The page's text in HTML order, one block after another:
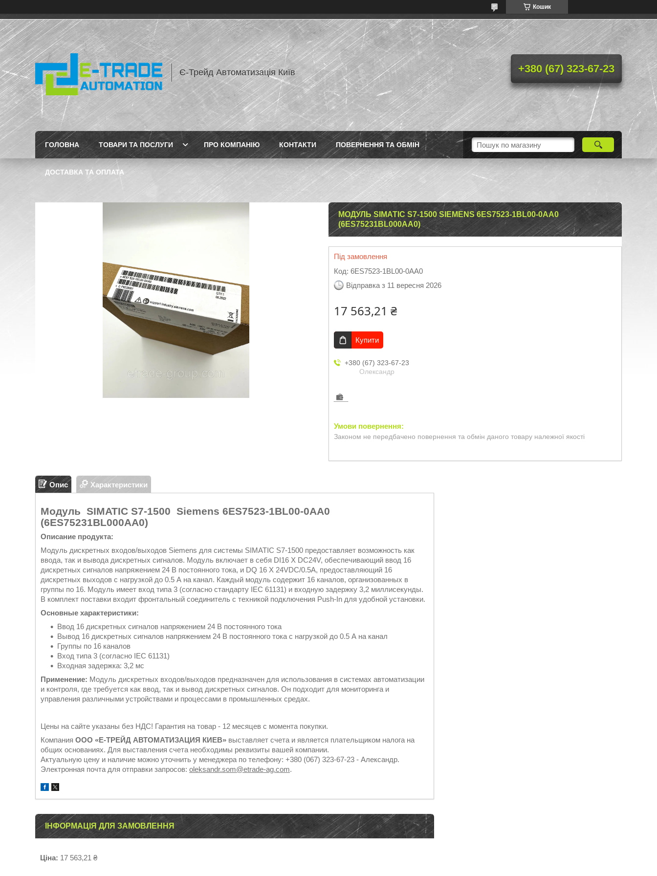
Кошик
Є-Трейд Автоматизація Київ +380 (67) 323-67-23
ГОЛОВНА ТОВАРИ ТА ПОСЛУГИ ПРО КОМПАНІЮ КОНТАКТИ ПОВЕРНЕННЯ ТА ОБМІН
ДОСТАВКА ТА ОПЛАТА
МОДУЛЬ SIMATIC S7-1500 SIEMENS 6ES7523-1BL00-0AA0
(6ES75231BL000AA0)
Під замовлення
Код: 6ES7523-1BL00-0AA0
Відправка з 11 вересня 2026
17 563,21 ₴
Купити
+380 (67) 323-67-23
Олександр
Законом не передбачено повернення та обмін даного товару належної якості
Опис Характеристики
Модуль SIMATIC S7-1500 Siemens 6ES7523-1BL00-0AA0
(6ES75231BL000AA0)
Описание продукта:
Модуль дискретных входов/выходов Siemens для системы SIMATIC S7-1500 предоставляет возможность как
ввода, так и вывода дискретных сигналов. Модуль включает в себя DI16 X DC24V, обеспечивающий ввод 16
дискретных сигналов напряжением 24 В постоянного тока, и DQ 16 X 24VDC/0.5A, предоставляющий 16
дискретных выходов с нагрузкой до 0.5 А на канал. Каждый модуль содержит 16 каналов, организованных в
группы по 16. Модуль имеет вход типа 3 (согласно стандарту IEC 61131) и входную задержку 3,2 миллисекунды.
В комплект поставки входит фронтальный соединитель с техникой подключения Push-In для удобной установки.
Основные характеристики:
Ввод 16 дискретных сигналов напряжением 24 В постоянного тока
Вывод 16 дискретных сигналов напряжением 24 В постоянного тока с нагрузкой до 0.5 А на канал
Группы по 16 каналов
Вход типа 3 (согласно IEC 61131)
Входная задержка: 3,2 мс
Применение: Модуль дискретных входов/выходов предназначен для использования в системах автоматизации
и контроля, где требуется как ввод, так и вывод дискретных сигналов. Он подходит для мониторинга и
управления различными устройствами и процессами в промышленных средах.
Цены на сайте указаны без НДС! Гарантия на товар - 12 месяцев с момента покупки.
Компания ООО «Е-ТРЕЙД АВТОМАТИЗАЦИЯ КИЕВ» выставляет счета и является плательщиком налога на
общих основаниях. Для выставления счета необходимы реквизиты вашей компании.
Актуальную цену и наличие можно уточнить у менеджера по телефону: +380 (067) 323-67-23 - Александр.
Электронная почта для отправки запросов: oleksandr.som@etrade-ag.com.
ІНФОРМАЦІЯ ДЛЯ ЗАМОВЛЕННЯ
Ціна: 17 563,21 ₴